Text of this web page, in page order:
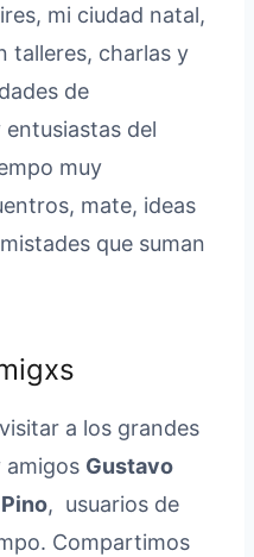
mi ciudad natal,
talleres, charlas y
de
del
muy
mate, ideas
que suman
a los grandes
amigos Gustavo
, usuarios de
Compartimos